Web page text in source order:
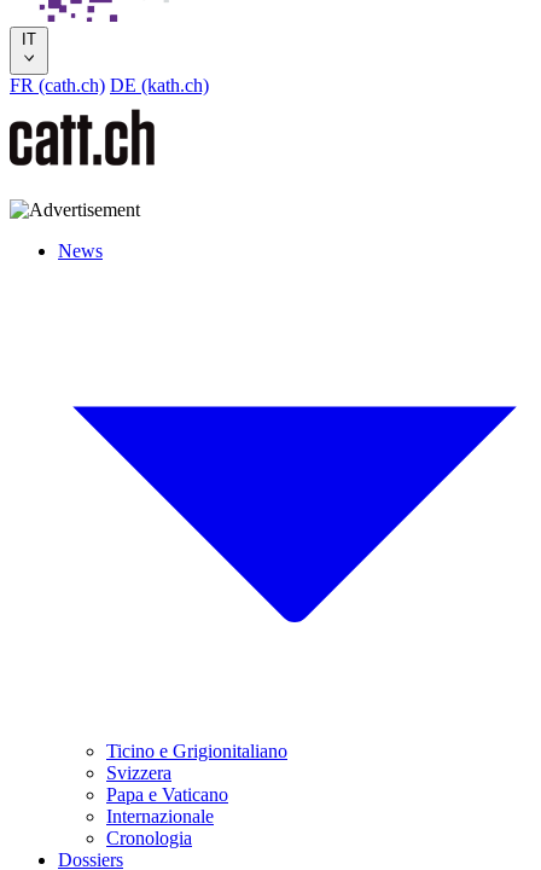
IT
FR (cath.ch) DE (kath.ch)
News
Ticino e Grigionitaliano
Svizzera
Papa e Vaticano
Internazionale
Cronologia
Dossiers